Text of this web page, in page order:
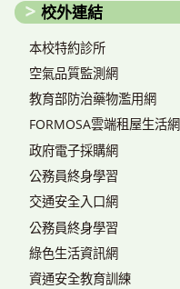
校外連結
本校特約診所
空氣品質監測網
教育部防治藥物濫用網
FORMOSA雲端租屋生活網
政府電子採購網
公務員終身學習
交通安全入口網
公務員終身學習
綠色生活資訊網
資通安全教育訓練